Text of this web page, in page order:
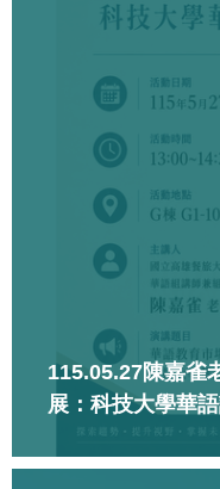
115.05.27陳嘉雀
展：科技大學華